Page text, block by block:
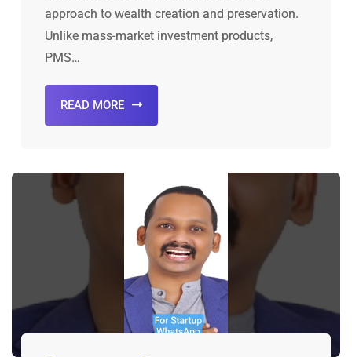
approach to wealth creation and preservation.
Unlike mass-market investment products,
PMS…
READ MORE